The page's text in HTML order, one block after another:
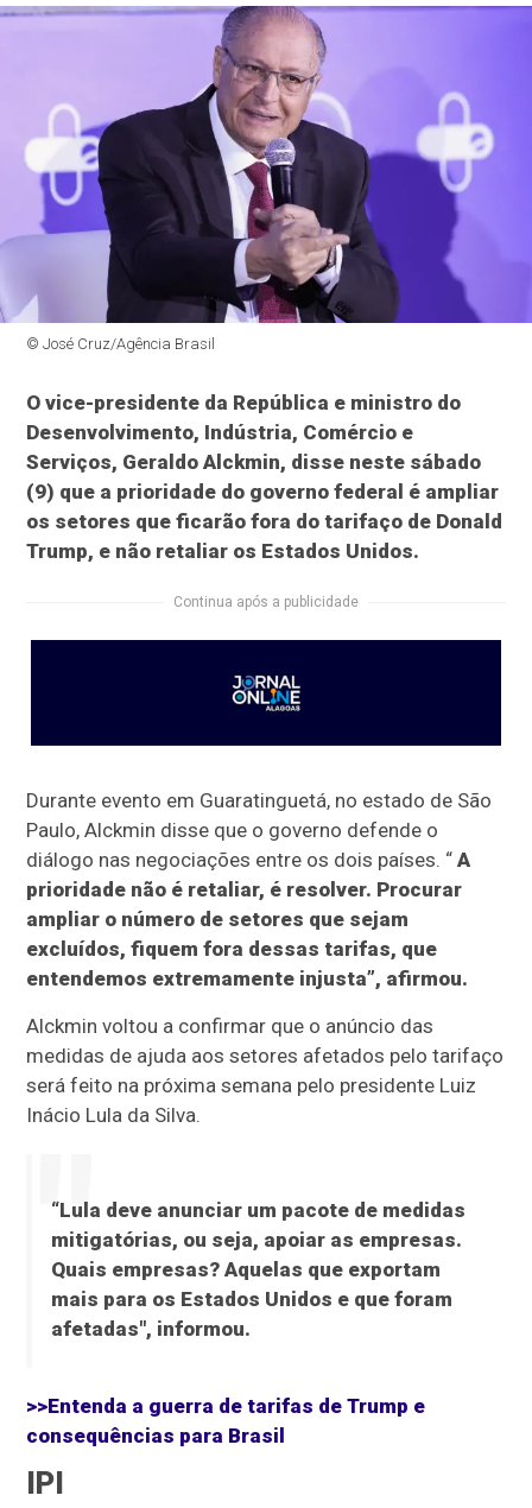
© José Cruz/Agência Brasil
O vice-presidente da República e ministro do
Desenvolvimento, Indústria, Comércio e
Serviços, Geraldo Alckmin, disse neste sábado
(9) que a prioridade do governo federal é ampliar
os setores que ficarão fora do tarifaço de Donald
Trump, e não retaliar os Estados Unidos.
Continua após a publicidade
Durante evento em Guaratinguetá, no estado de São
Paulo, Alckmin disse que o governo defende o
diálogo nas negociações entre os dois países. “A
prioridade não é retaliar, é resolver. Procurar
ampliar o número de setores que sejam
excluídos, fiquem fora dessas tarifas, que
entendemos extremamente injusta”, afirmou.
Alckmin voltou a confirmar que o anúncio das
medidas de ajuda aos setores afetados pelo tarifaço
será feito na próxima semana pelo presidente Luiz
Inácio Lula da Silva.
“Lula deve anunciar um pacote de medidas
mitigatórias, ou seja, apoiar as empresas.
Quais empresas? Aquelas que exportam
mais para os Estados Unidos e que foram
afetadas", informou.
>>Entenda a guerra de tarifas de Trump e
consequências para Brasil
IPI